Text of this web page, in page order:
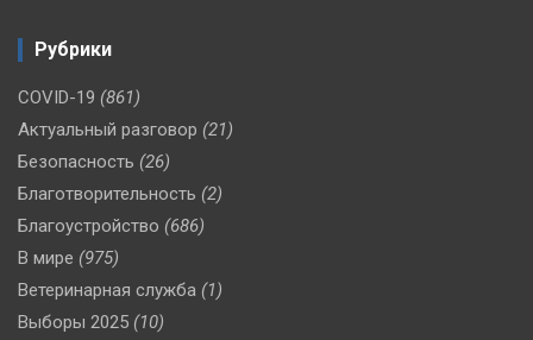
Рубрики
COVID-19 (861)
Актуальный разговор (21)
Безопасность (26)
Благотворительность (2)
Благоустройство (686)
В мире (975)
Ветеринарная служба (1)
Выборы 2025 (10)